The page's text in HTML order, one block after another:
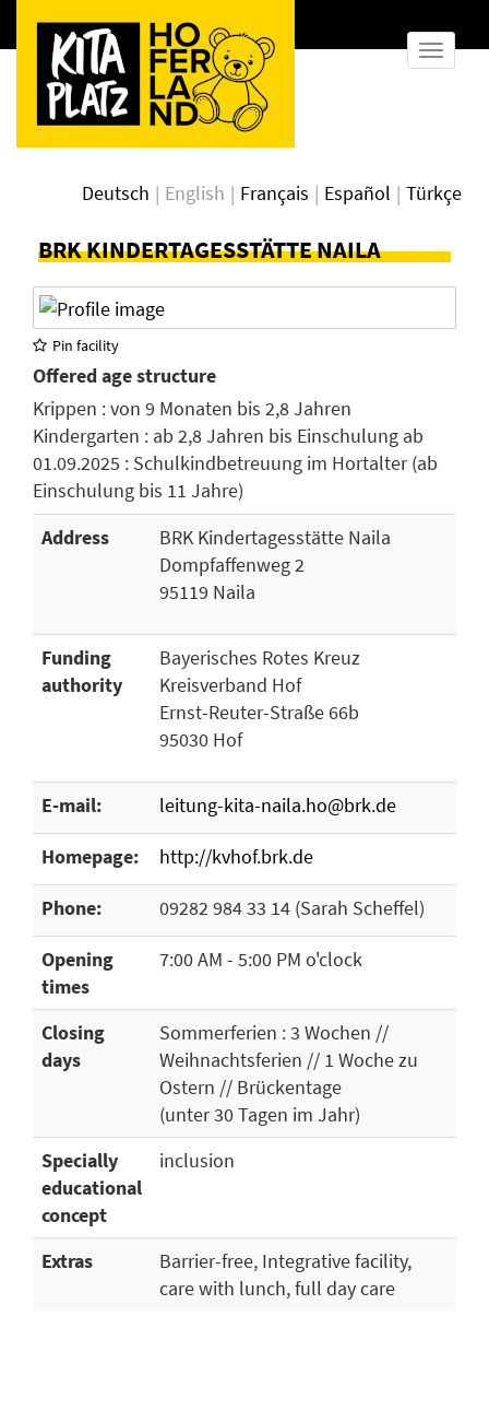
show
Deutsch English Français Español Türkçe
BRK KINDERTAGESSTÄTTE NAILA
Pin facility
Offered age structure
Krippen : von 9 Monaten bis 2,8 Jahren
Kindergarten : ab 2,8 Jahren bis Einschulung ab
01.09.2025 : Schulkindbetreuung im Hortalter (ab
Einschulung bis 11 Jahre)
Address
BRK Kindertagesstätte Naila
Dompfaffenweg 2
95119 Naila
Funding
authority
Bayerisches Rotes Kreuz
Kreisverband Hof
Ernst-Reuter-Straße 66b
95030 Hof
E-mail: leitung-kita-naila.ho@brk.de
Homepage: http://kvhof.brk.de
Phone: 09282 984 33 14 (Sarah Scheffel)
Opening
times
7:00 AM - 5:00 PM o'clock
Closing
days
Sommerferien : 3 Wochen //
Weihnachtsferien // 1 Woche zu
Ostern // Brückentage
(unter 30 Tagen im Jahr)
Specially
educational
concept
inclusion
Extras
Barrier-free, Integrative facility,
care with lunch, full day care